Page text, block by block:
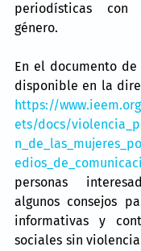
periodísticas con
género.
En el documento
https://
ets/docs/
personas
algunos consejos
informativas y
sociales sin